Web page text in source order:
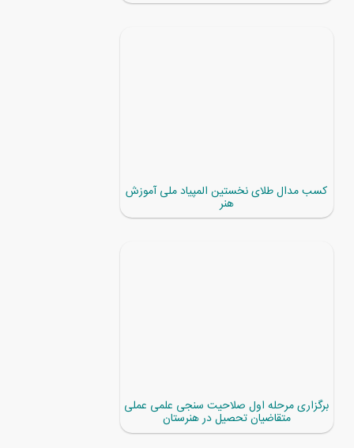
کسب مدال طلای نخستین المپیاد ملی آموزش
هنر
برگزاری مرحله اول صلاحیت سنجی علمی عملی
متقاضیان تحصیل در هنرستان